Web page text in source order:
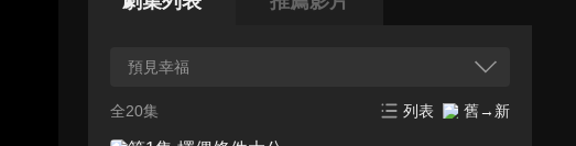
預見幸福
全20集 列表 舊→新